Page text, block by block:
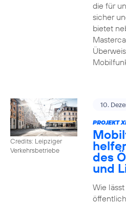
die für
sicher
bietet
Credits: Leipziger
Verkehrsbetriebe
10.
PROJEKT
des
und
Wie